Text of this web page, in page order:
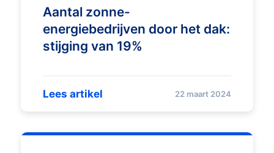
Aantal zonne-
energiebedrijven door het dak:
stijging van 19%
Lees artikel 22 maart 2024